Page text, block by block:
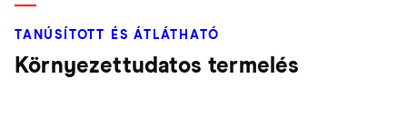
TANÚSÍTOTT ÉS ÁTLÁTHATÓ
Környezettudatos termelés